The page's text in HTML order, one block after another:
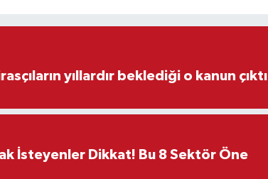
DAKİKA! Mirasçıların yıllardır beklediği o kanun çıktı
İsteyenler Dikkat! Bu 8 Sektör Öne